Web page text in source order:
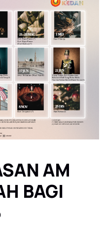
AM
BAGI